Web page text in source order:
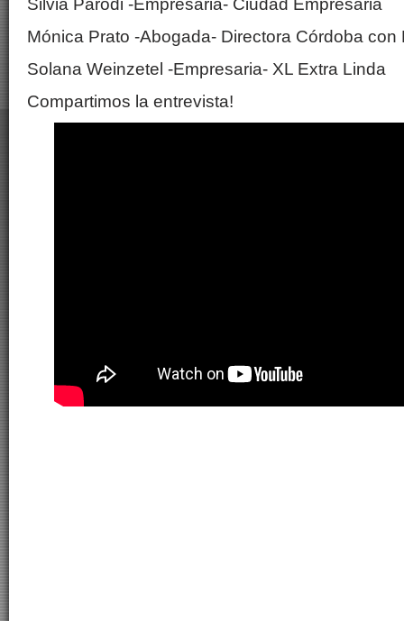
Silvia Parodi -Empresaria- Ciudad Empresaria
Mónica Prato -Abogada- Directora Córdoba con
Solana Weinzetel -Empresaria- XL Extra Linda
Compartimos la entrevista!